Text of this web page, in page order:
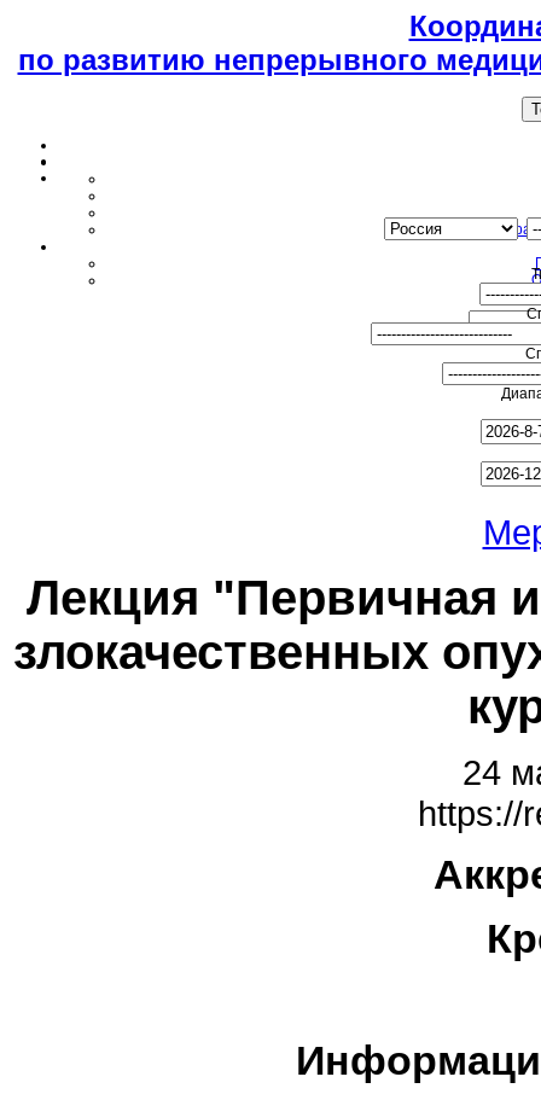
по развитию непрерывного
Лекция "Первичная
злокачественных
24
https://